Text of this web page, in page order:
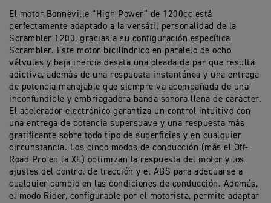
El motor Bonneville “High Power” de 1200cc está
perfectamente adaptado a la versátil personalidad de la
Scrambler 1200, gracias a su configuración específica
Scrambler. Este motor bicilíndrico en paralelo de ocho
válvulas y baja inercia desata una oleada de par que resulta
adictiva, además de una respuesta instantánea y una entrega
de potencia manejable que siempre va acompañada de una
inconfundible y embriagadora banda sonora llena de carácter.
El acelerador electrónico garantiza un control intuitivo con
una entrega de potencia supersuave y una respuesta más
gratificante sobre todo tipo de superficies y en cualquier
circunstancia. Los cinco modos de conducción (más el Off-
Road Pro en la XE) optimizan la respuesta del motor y los
ajustes del control de tracción y el ABS para adecuarse a
cualquier cambio en las condiciones de conducción. Además,
el modo Rider, configurable por el motorista, permite adaptar